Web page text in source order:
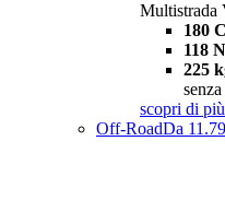
Multistrada
180
118
225
scopri di più
Off-RoadDa